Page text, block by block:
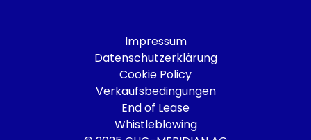
Impressum
Datenschutzerklärung
Cookie Policy
Verkaufsbedingungen
End of Lease
Whistleblowing